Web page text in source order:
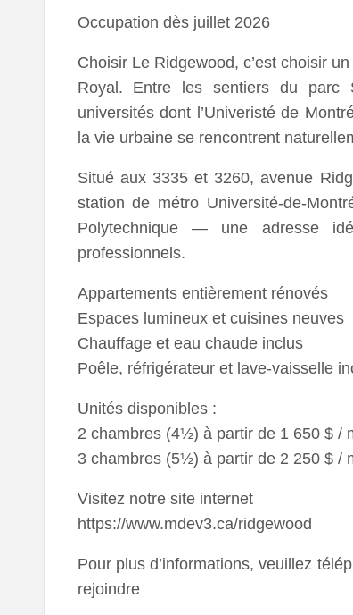
Occupation dès juillet 2026
Choisir Le Ridgewood, c’est choisir
Royal. Entre les sentiers du parc
universités dont l’Univeristé de
la vie urbaine se rencontrent
Situé aux 3335 et 3260, avenue
station de métro Université-de-
Polytechnique — une adresse
professionnels.
Appartements entièrement rénovés
Espaces lumineux et cuisines neuves
Chauffage et eau chaude inclus
Poêle, réfrigérateur et lave-vaisselle
Unités disponibles :
2 chambres (4½) à partir de 1 650 $ /
3 chambres (5½) à partir de 2 250 $ /
Visitez notre site internet
https://www.mdev3.ca/ridgewood
Pour plus d’informations, veuillez
rejoindre